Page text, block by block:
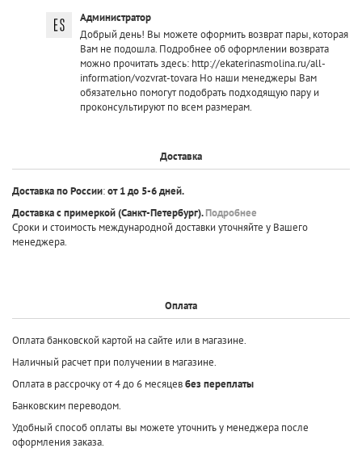
Администратор
Добрый день! Вы можете оформить возврат пары, которая
Вам не подошла. Подробнее об оформлении возврата
можно прочитать здесь: http://ekaterinasmolina.ru/all-
information/vozvrat-tovara Но наши менеджеры Вам
обязательно помогут подобрать подходящую пару и
проконсультируют по всем размерам.
Доставка
Доставка по России:от 1 до 5-6 дней.
Доставка с примеркой(Санкт-Петербург).Подробнее
Сроки и стоимость международной доставки уточняйте у Вашего
менеджера.
Оплата
Оплата банковской картой на сайте или в магазине.
Наличный расчет при получении в магазине.
Оплата в рассрочку от 4 до 6 месяцевбез переплаты
Банковским переводом.
Удобный способ оплаты вы можете уточнить у менеджера после
оформления заказа.